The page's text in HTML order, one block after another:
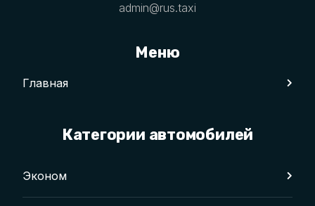
admin@rus.taxi
Меню
Главная
Категории автомобилей
Эконом